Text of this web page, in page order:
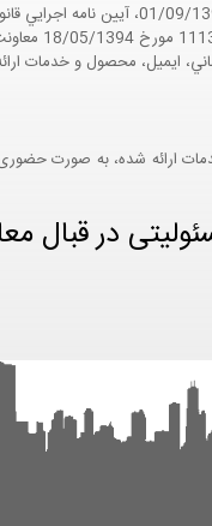
مواد 5 و
ايميل، محصول و خدمات
ارائه شده، به صورت
در قبال